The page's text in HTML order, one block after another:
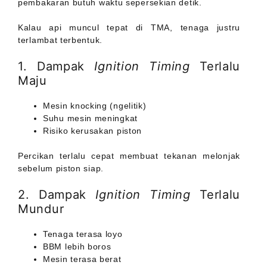
pembakaran butuh waktu sepersekian detik.
Kalau api muncul tepat di TMA, tenaga justru
terlambat terbentuk.
1. Dampak Ignition Timing Terlalu
Maju
Mesin knocking (ngelitik)
Suhu mesin meningkat
Risiko kerusakan piston
Percikan terlalu cepat membuat tekanan melonjak
sebelum piston siap.
2. Dampak Ignition Timing Terlalu
Mundur
Tenaga terasa loyo
BBM lebih boros
Mesin terasa berat